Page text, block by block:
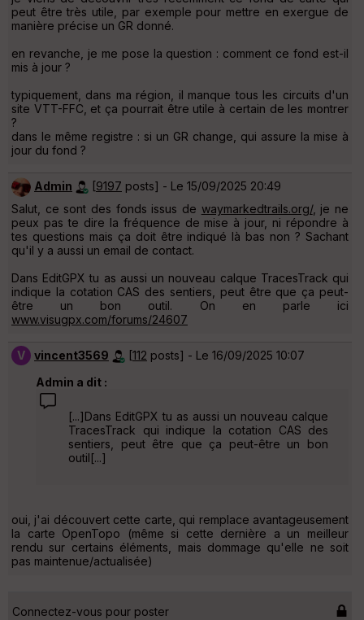
peut être très utile, par exemple pour mettre en exergue de
manière précise un GR donné.
en revanche, je me pose la question : comment ce fond est-il
mis à jour ?
typiquement, dans ma région, il manque tous les circuits d'un
site VTT-FFC, et ça pourrait être utile à certain de les montrer
?
dans le même registre : si un GR change, qui assure la mise à
jour du fond ?
Admin [9197 posts] - Le 15/09/2025 20:49
Salut, ce sont des fonds issus de waymarkedtrails.org/, je ne
peux pas te dire la fréquence de mise à jour, ni répondre à
tes questions mais ça doit être indiqué là bas non ? Sachant
qu'il y a aussi un email de contact.
Dans EditGPX tu as aussi un nouveau calque TracesTrack qui
indique la cotation CAS des sentiers, peut être que ça peut-
être un bon outil. On en parle ici
www.visugpx.com/forums/24607
V vincent3569 [112 posts] - Le 16/09/2025 10:07
Admin a dit :
[...]Dans EditGPX tu as aussi un nouveau calque
TracesTrack qui indique la cotation CAS des
sentiers, peut être que ça peut-être un bon
outil[...]
oui, j'ai découvert cette carte, qui remplace avantageusement
la carte OpenTopo (même si cette dernière a un meilleur
rendu sur certains éléments, mais dommage qu'elle ne soit
pas maintenue/actualisée)
Connectez-vous pour poster